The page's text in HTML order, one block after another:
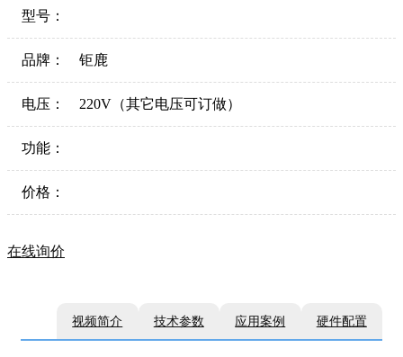
型号：
品牌： 钜鹿
电压： 220V（其它电压可订做）
功能：
价格：
在线询价
视频简介 技术参数 应用案例 硬件配置